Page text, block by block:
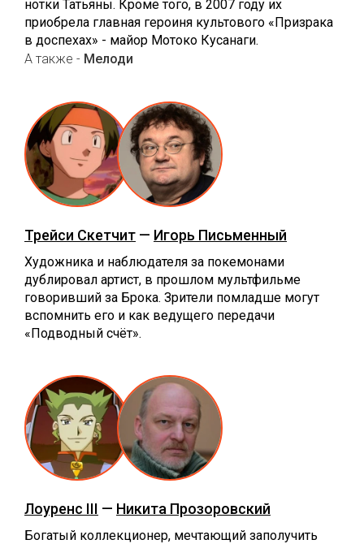
нотки Татьяны. Кроме того, в 2007 году их
приобрела главная героиня культового «Призрака
в доспехах» - майор Мотоко Кусанаги.
А также - Мелоди
Трейси Скетчит — Игорь Письменный
Художника и наблюдателя за покемонами
дублировал артист, в прошлом мультфильме
говоривший за Брока. Зрители помладше могут
вспомнить его и как ведущего передачи
«Подводный счёт».
Лоуренс III — Никита Прозоровский
Богатый коллекционер, мечтающий заполучить